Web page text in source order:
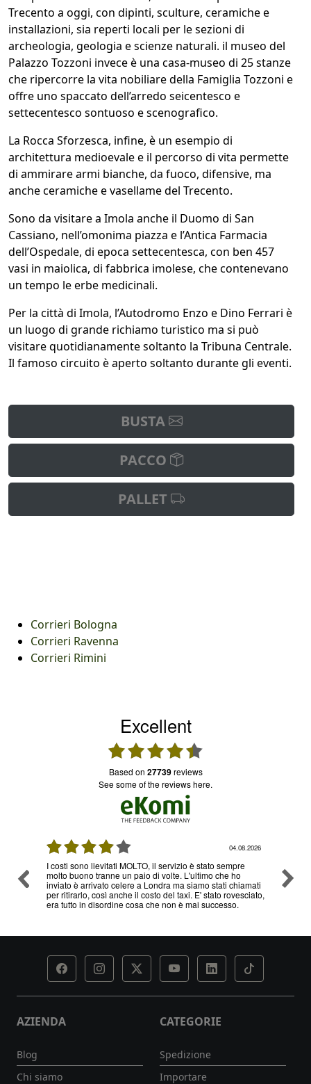
Trecento a oggi, con dipinti, sculture, ceramiche e
installazioni, sia reperti locali per le sezioni di
archeologia, geologia e scienze naturali. il museo del
Palazzo Tozzoni invece è una casa-museo di 25 stanze
che ripercorre la vita nobiliare della Famiglia Tozzoni e
offre uno spaccato dell’arredo seicentesco e
settecentesco sontuoso e scenografico.
La Rocca Sforzesca, infine, è un esempio di
architettura medioevale e il percorso di vita permette
di ammirare armi bianche, da fuoco, difensive, ma
anche ceramiche e vasellame del Trecento.
Sono da visitare a Imola anche il Duomo di San
Cassiano, nell’omonima piazza e l’Antica Farmacia
dell’Ospedale, di epoca settecentesca, con ben 457
vasi in maiolica, di fabbrica imolese, che contenevano
un tempo le erbe medicinali.
Per la città di Imola, l’Autodromo Enzo e Dino Ferrari è
un luogo di grande richiamo turistico ma si può
visitare quotidianamente soltanto la Tribuna Centrale.
Il famoso circuito è aperto soltanto durante gli eventi.
BUSTA
PACCO
PALLET
Corrieri Bologna
Corrieri Ravenna
Corrieri Rimini
Excellent
based on 27739reviews
see some of the reviews here.
03.08.2026
Ottimo servizio e prezzi, ritiro e consegna senza nessun
problema , sono già diverse volte che utilizzo il loro
servizio
AZIENDA
Blog
Chi siamo
CATEGORIE
Spedizione
Importare